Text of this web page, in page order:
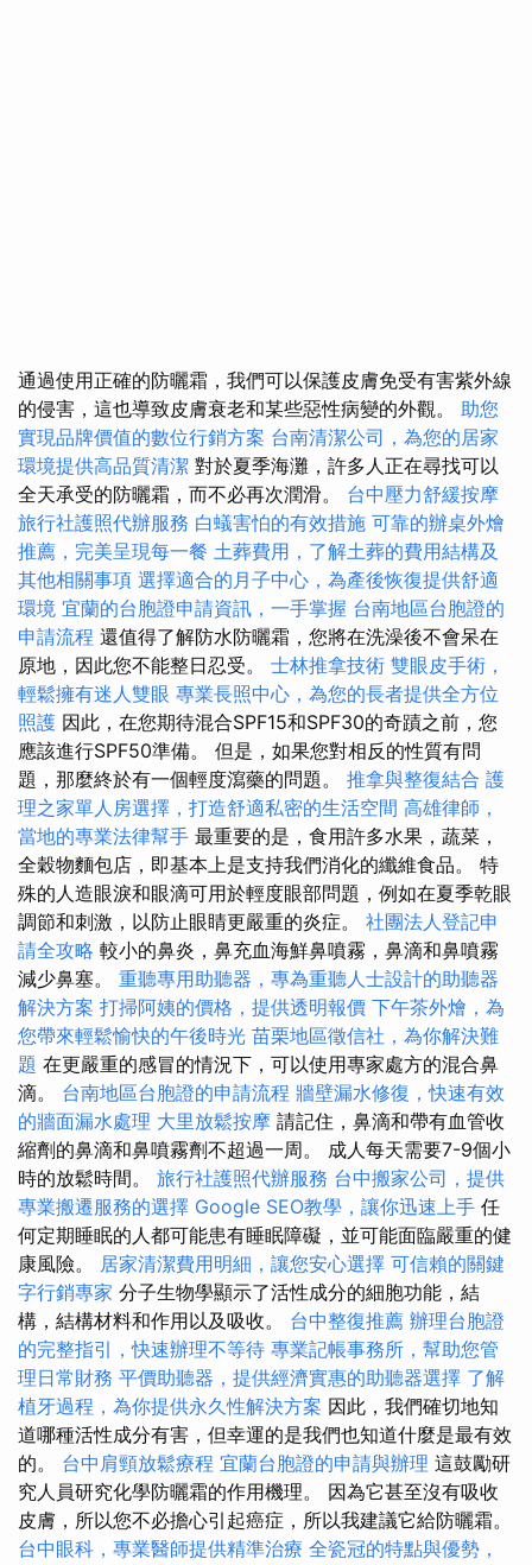
通過使用正確的防曬霜，我們可以保護皮膚免受有害紫外線
的侵害，這也導致皮膚衰老和某些惡性病變的外觀。 助您
實現品牌價值的數位行銷方案 台南清潔公司，為您的居家
環境提供高品質清潔 對於夏季海灘，許多人正在尋找可以
全天承受的防曬霜，而不必再次潤滑。 台中壓力舒緩按摩
旅行社護照代辦服務 白蟻害怕的有效措施 可靠的辦桌外燴
推薦，完美呈現每一餐 土葬費用，了解土葬的費用結構及
其他相關事項 選擇適合的月子中心，為產後恢復提供舒適
環境 宜蘭的台胞證申請資訊，一手掌握 台南地區台胞證的
申請流程 還值得了解防水防曬霜，您將在洗澡後不會呆在
原地，因此您不能整日忍受。 士林推拿技術 雙眼皮手術，
輕鬆擁有迷人雙眼 專業長照中心，為您的長者提供全方位
照護 因此，在您期待混合SPF15和SPF30的奇蹟之前，您
應該進行SPF50準備。 但是，如果您對相反的性質有問
題，那麼終於有一個輕度瀉藥的問題。 推拿與整復結合 護
理之家單人房選擇，打造舒適私密的生活空間 高雄律師，
當地的專業法律幫手 最重要的是，食用許多水果，蔬菜，
全穀物麵包店，即基本上是支持我們消化的纖維食品。 特
殊的人造眼淚和眼滴可用於輕度眼部問題，例如在夏季乾眼
調節和刺激，以防止眼睛更嚴重的炎症。 社團法人登記申
請全攻略 較小的鼻炎，鼻充血海鮮鼻噴霧，鼻滴和鼻噴霧
減少鼻塞。 重聽專用助聽器，專為重聽人士設計的助聽器
解決方案 打掃阿姨的價格，提供透明報價 下午茶外燴，為
您帶來輕鬆愉快的午後時光 苗栗地區徵信社，為你解決難
題 在更嚴重的感冒的情況下，可以使用專家處方的混合鼻
滴。 台南地區台胞證的申請流程 牆壁漏水修復，快速有效
的牆面漏水處理 大里放鬆按摩 請記住，鼻滴和帶有血管收
縮劑的鼻滴和鼻噴霧劑不超過一周。 成人每天需要7-9個小
時的放鬆時間。 旅行社護照代辦服務 台中搬家公司，提供
專業搬遷服務的選擇 Google SEO教學，讓你迅速上手 任
何定期睡眠的人都可能患有睡眠障礙，並可能面臨嚴重的健
康風險。 居家清潔費用明細，讓您安心選擇 可信賴的關鍵
字行銷專家 分子生物學顯示了活性成分的細胞功能，結
構，結構材料和作用以及吸收。 台中整復推薦 辦理台胞證
的完整指引，快速辦理不等待 專業記帳事務所，幫助您管
理日常財務 平價助聽器，提供經濟實惠的助聽器選擇 了解
植牙過程，為你提供永久性解決方案 因此，我們確切地知
道哪種活性成分有害，但幸運的是我們也知道什麼是最有效
的。 台中肩頸放鬆療程 宜蘭台胞證的申請與辦理 這鼓勵研
究人員研究化學防曬霜的作用機理。 因為它甚至沒有吸收
皮膚，所以您不必擔心引起癌症，所以我建議它給防曬霜。
台中眼科，專業醫師提供精準治療 全瓷冠的特點與優勢，